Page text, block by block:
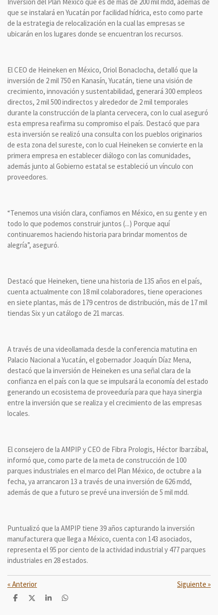
que se instalará en Yucatán por facilidad hídrica, esto como parte
de la estrategia de relocalización en la cual las empresas se
ubicarán en los lugares donde se encuentran los recursos.
El CEO de Heineken en México, Oriol Bonaclocha, detalló que la
inversión de 2 mil 750 en Kanasín, Yucatán, tiene una visión de
crecimiento, innovación y sustentabilidad, generará 300 empleos
directos, 2 mil 500 indirectos y alrededor de 2 mil temporales
durante la construcción de la planta cervecera, con lo cual aseguró
esta empresa reafirma su compromiso el país. Destacó que para
esta inversión se realizó una consulta con los pueblos originarios
de esta zona del sureste, con lo cual Heineken se convierte en la
primera empresa en establecer diálogo con las comunidades,
además junto al Gobierno estatal se estableció un vínculo con
proveedores.
“Tenemos una visión clara, confiamos en México, en su gente y en
todo lo que podemos construir juntos (...) Porque aquí
continuaremos haciendo historia para brindar momentos de
alegría”, aseguró.
Destacó que Heineken, tiene una historia de 135 años en el país,
cuenta actualmente con 18 mil colaboradores, tiene operaciones
en siete plantas, más de 179 centros de distribución, más de 17 mil
tiendas Six y un catálogo de 21 marcas.
A través de una videollamada desde la conferencia matutina en
Palacio Nacional a Yucatán, el gobernador Joaquín Díaz Mena,
destacó que la inversión de Heineken es una señal clara de la
confianza en el país con la que se impulsará la economía del estado
generando un ecosistema de proveeduría para que haya sinergia
entre la inversión que se realiza y el crecimiento de las empresas
locales.
El consejero de la AMPIP y CEO de Fibra Prologis, Héctor Ibarzábal,
informó que, como parte de la meta de construcción de 100
parques industriales en el marco del Plan México, de octubre a la
fecha, ya arrancaron 13 a través de una inversión de 626 mdd,
además de que a futuro se prevé una inversión de 5 mil mdd.
Puntualizó que la AMPIP tiene 39 años capturando la inversión
manufacturera que llega a México, cuenta con 143 asociados,
representa el 95 por ciento de la actividad industrial y 477 parques
industriales en 28 estados.
« Anterior Siguiente »
C
C
C
C